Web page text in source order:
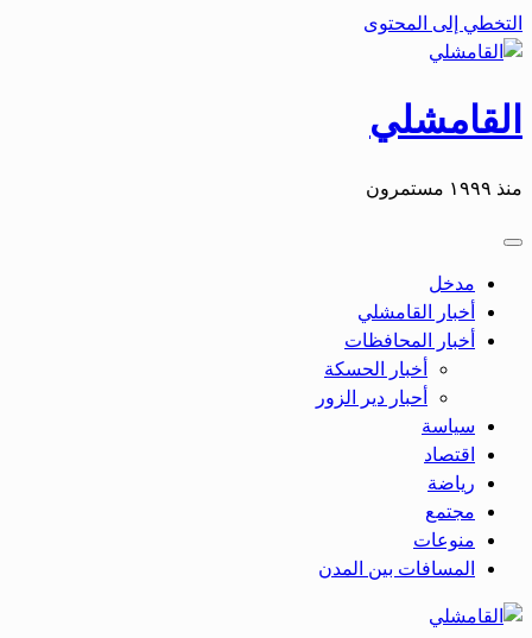
التخطي إلى المحتوى
القامشلي
منذ ١٩٩٩ مستمرون
مدخل
أخبار القامشلي
أخبار المحافظات
أخبار الحسكة
أحبار دير الزور
سياسة
اقتصاد
رياضة
مجتمع
منوعات
المسافات بين المدن